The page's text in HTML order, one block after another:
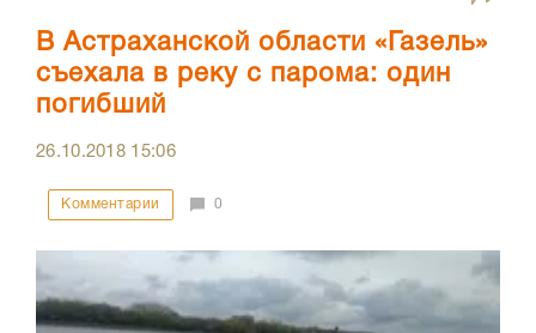
В Астраханской области «Газель»
съехала в реку с парома: один
погибший
26.10.2018 15:06
Комментарии 0